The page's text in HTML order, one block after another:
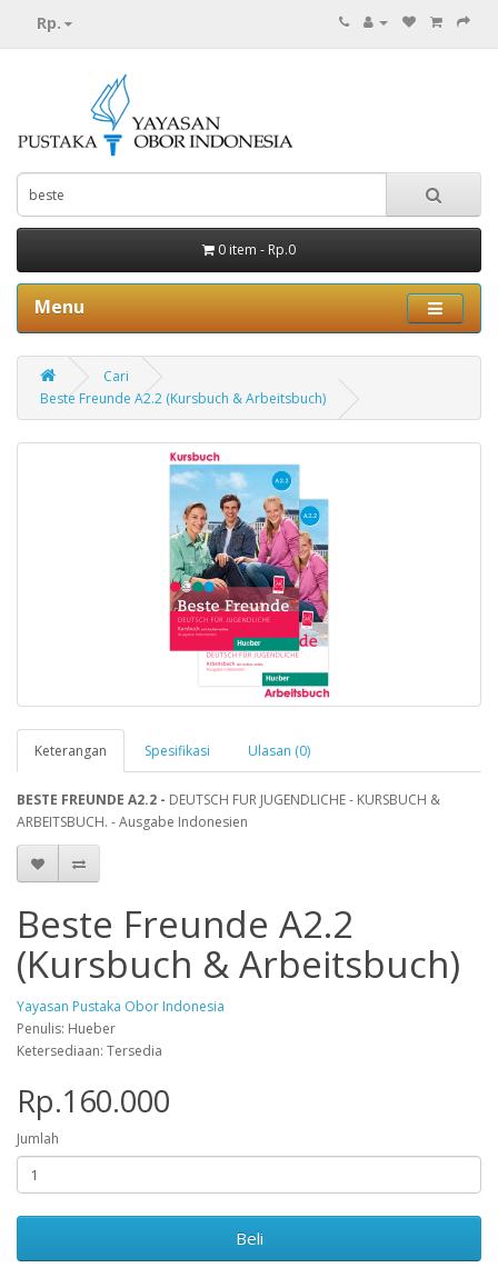
Rp.
0 item - Rp.0
Menu
Cari
Beste Freunde A2.2 (Kursbuch & Arbeitsbuch)
Keterangan Spesifikasi Ulasan (0)
BESTE FREUNDE A2.2 - DEUTSCH FUR JUGENDLICHE - KURSBUCH &
ARBEITSBUCH. - Ausgabe Indonesien
Beste Freunde A2.2
(Kursbuch & Arbeitsbuch)
Yayasan Pustaka Obor Indonesia
Penulis: Hueber
Ketersediaan: Tersedia
Rp.160.000
Jumlah
Beli